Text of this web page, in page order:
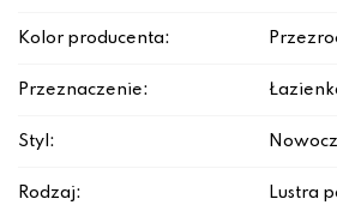
Kolor producenta:
Przeznaczenie:
Styl:
Rodzaj: Lustra